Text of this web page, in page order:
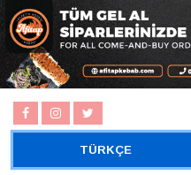
TÜRKÇE